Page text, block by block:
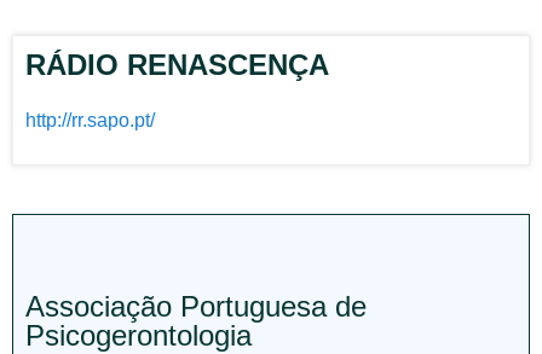
RÁDIO RENASCENÇA
http://rr.sapo.pt/
Associação Portuguesa de
Psicogerontologia